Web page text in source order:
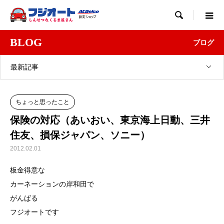

BLOG ブログ
最新記事
ちょっと思ったこと
保険の対応（あいおい、東京海上日動、三井
住友、損保ジャパン、ソニー）
2012.02.01
板金得意な
カーネーションの岸和田で
がんばる
フジオートです